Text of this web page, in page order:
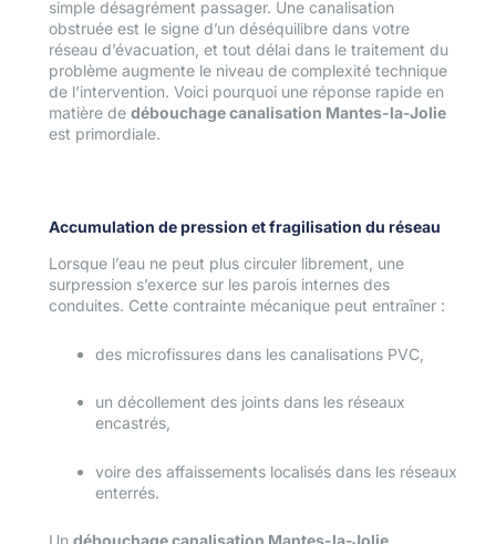
simple désagrément passager. Une canalisation
obstruée est le signe d’un déséquilibre dans votre
réseau d’évacuation, et tout délai dans le traitement du
problème augmente le niveau de complexité technique
de l’intervention. Voici pourquoi une réponse rapide en
matière de débouchage canalisation Mantes-la-Jolie
est primordiale.
Accumulation de pression et fragilisation du réseau
Lorsque l’eau ne peut plus circuler librement, une
surpression s’exerce sur les parois internes des
conduites. Cette contrainte mécanique peut entraîner :
des microfissures dans les canalisations PVC,
un décollement des joints dans les réseaux
encastrés,
voire des affaissements localisés dans les réseaux
enterrés.
Un débouchage canalisation Mantes-la-Jolie